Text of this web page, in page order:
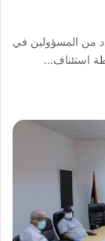
من المسؤولين في
استئناف…